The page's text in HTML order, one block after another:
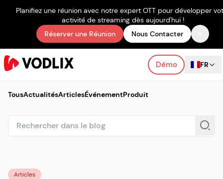
Planifiez une réunion avec notre expert OTT pour développer
activité de streaming dès aujourd'hui !
Réserver une Réunion
Nous Contacter
Démo FR
TousActualitésArticlesÉvénementProduit
Articles